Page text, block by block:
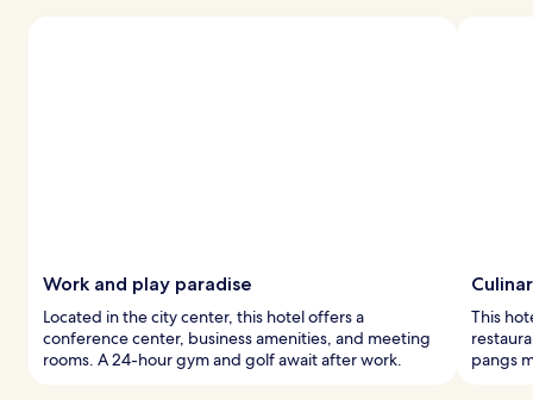
Work and play paradise
Located in the city center, this hotel offers a
conference center, business amenities, and meeting
rooms. A 24-hour gym and golf await after work.
This
pangs